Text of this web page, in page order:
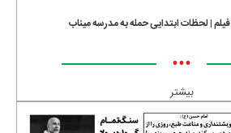
فیلم | لحظات ابتدایی حمله به مدرسه میناب
•••
بیشتر